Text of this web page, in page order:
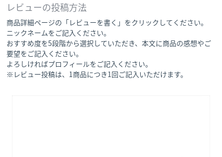
レビューの投稿方法
商品詳細ページの「レビューを書く」をクリックしてください。
ニックネームをご記入ください。
おすすめ度を5段階から選択していただき、本文に商品の感想やご
要望をご記入ください。
よろしければプロフィールをご記入ください。
※レビュー投稿は、1商品につき1回ご記入いただけます。